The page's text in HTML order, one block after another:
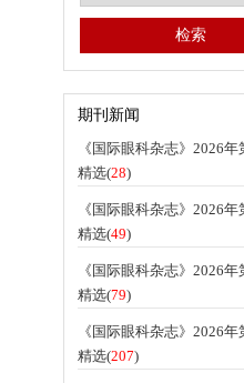
期刊新闻
《国际眼科杂志》2026
精选(28)
《国际眼科杂志》2026
精选(49)
《国际眼科杂志》2026
精选(79)
《国际眼科杂志》2026
精选(207)